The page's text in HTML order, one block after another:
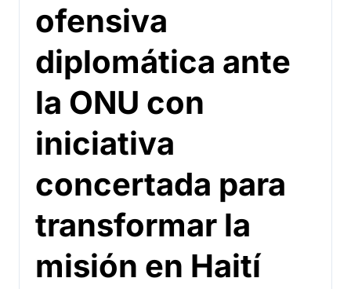
ofensiva
diplomática ante
la ONU con
iniciativa
concertada para
transformar la
misión en Haití